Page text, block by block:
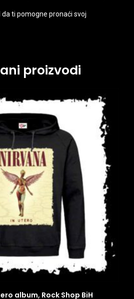
da ti pomogne pronaći svoj
proizvodi
album, Rock Shop BiH